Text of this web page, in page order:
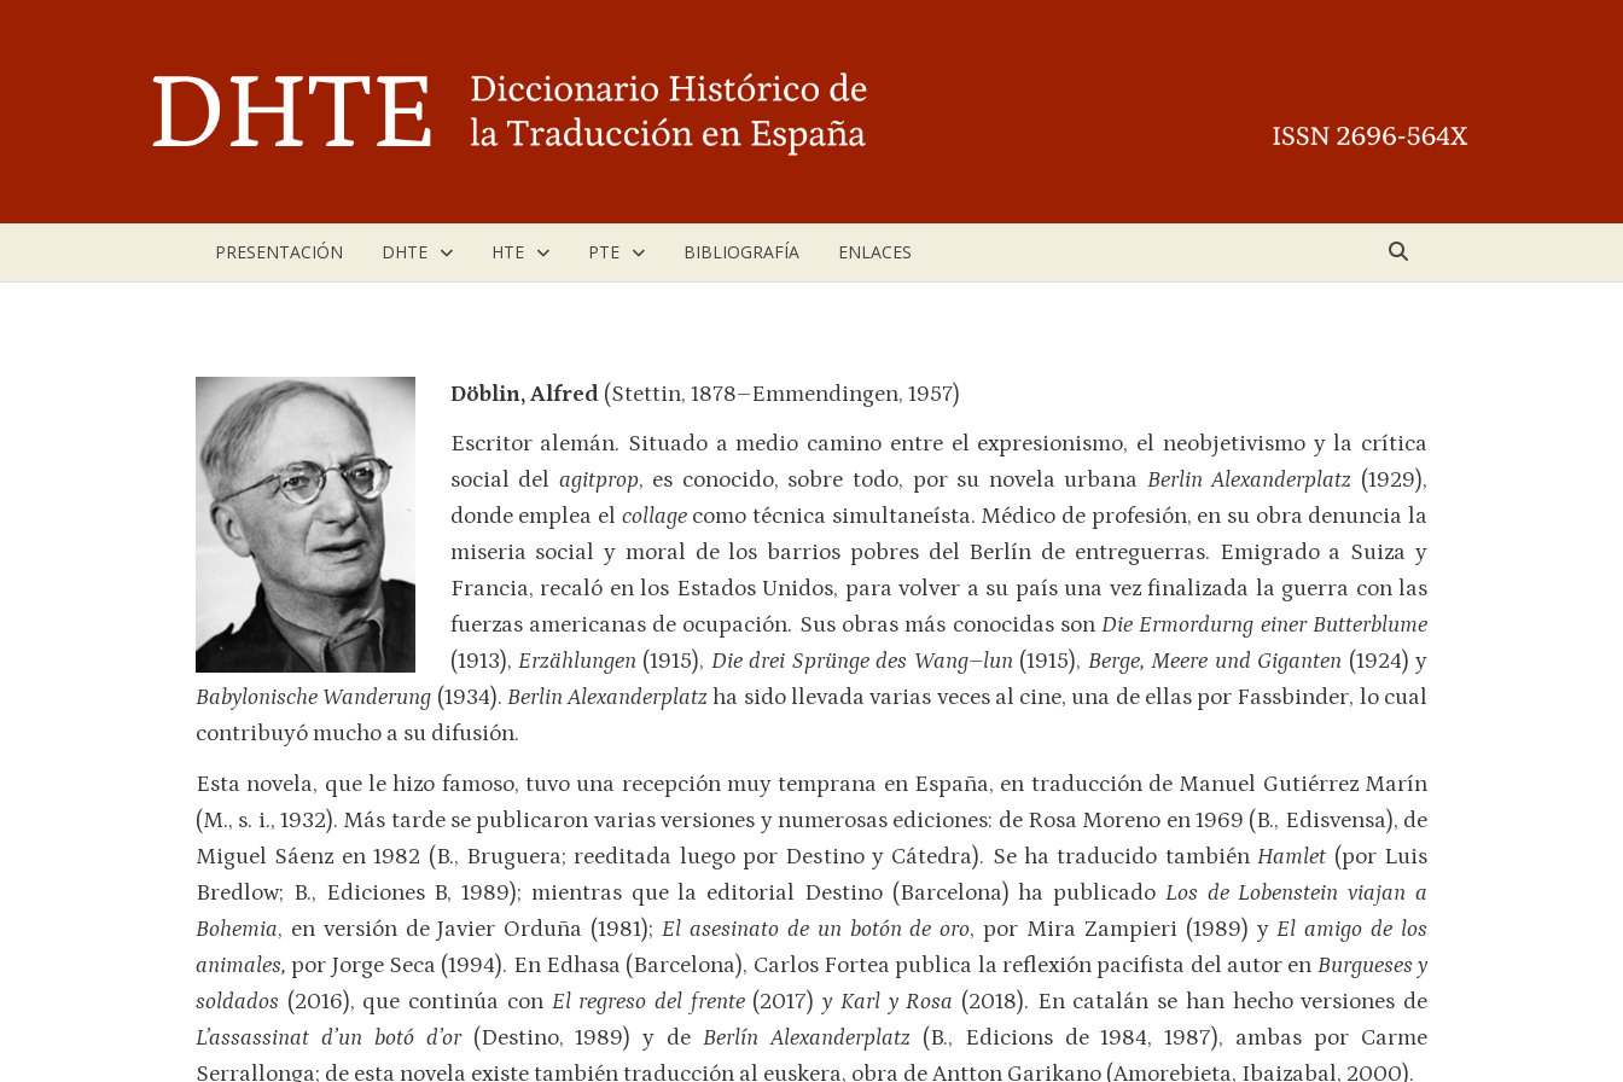
PRESENTACIÓN DHTE HTE PTE BIBLIOGRAFÍA ENLACES
Döblin, Alfred (Stettin, 1878–Emmendingen, 1957)
Escritor alemán. Situado a medio camino entre el expresionismo, el neobjetivismo y la crítica
social del agitprop, es conocido, sobre todo, por su novela urbana Berlin Alexanderplatz (1929),
donde emplea el collage como técnica simultaneísta. Médico de profesión, en su obra denuncia la
miseria social y moral de los barrios pobres del Berlín de entreguerras. Emigrado a Suiza y
Francia, recaló en los Estados Unidos, para volver a su país una vez finalizada la guerra con las
fuerzas americanas de ocupación. Sus obras más conocidas sonDie Ermordurng einer Butterblume
(1913), Erzählungen (1915), Die drei Sprünge des Wang–lun (1915), Berge, Meere und Giganten (1924) y
Babylonische Wanderung (1934). Berlin Alexanderplatz ha sido llevada varias veces al cine, una de ellas por Fassbinder, lo cual
contribuyó mucho a su difusión.
Esta novela, que le hizo famoso, tuvo una recepción muy temprana en España, en traducción de Manuel Gutiérrez Marín
(M., s. i., 1932). Más tarde se publicaron varias versiones y numerosas ediciones: de Rosa Moreno en 1969 (B., Edisvensa), de
Miguel Sáenz en 1982 (B., Bruguera; reeditada luego por Destino y Cátedra). Se ha traducido tambiénHamlet (por Luis
Bredlow; B., Ediciones B, 1989); mientras que la editorial Destino (Barcelona) ha publicado Los de Lobenstein viajan a
Bohemia, en versión de Javier Orduña (1981);El asesinato de un botón de oro, por Mira Zampieri (1989) yEl amigo de los
animales, por Jorge Seca (1994). En Edhasa (Barcelona), Carlos Fortea publica la reflexión pacifista del autor en Burgueses y
soldados (2016), que continúa con El regreso del frente (2017) y Karl y Rosa (2018). En catalán se han hecho versiones de
L’assassinat d’un botó d’or (Destino, 1989) y deBerlín Alexanderplatz (B., Edicions de 1984, 1987), ambas por Carme
Serrallonga; de esta novela existe también traducción al euskera, obra de Antton Garikano (Amorebieta, Ibaizabal, 2000).